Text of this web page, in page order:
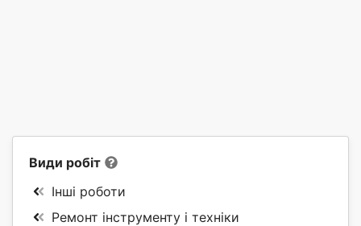
Види робіт
Інші роботи
Ремонт інструменту і техніки